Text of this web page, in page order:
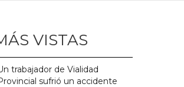
VISTAS
trabajador de Vialidad
sufrió un accidente